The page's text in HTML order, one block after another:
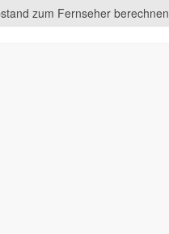
zum Fernseher berechnen